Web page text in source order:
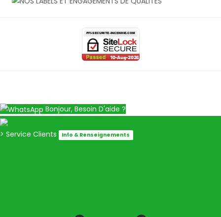
Bonjour, Besoin D'aide ?
> Service Clients Info & Renseignements